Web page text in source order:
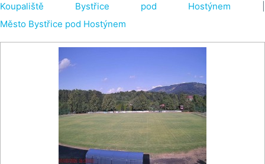
Koupaliště Bystřice pod Hostýnem
Město Bystřice pod Hostýnem